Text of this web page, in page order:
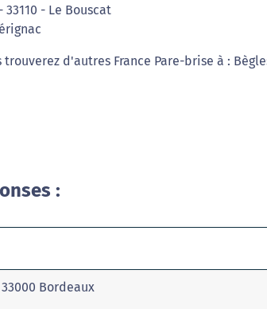
33110 - Le Bouscat
d'autres France Pare-brise à :
:
Bordeaux